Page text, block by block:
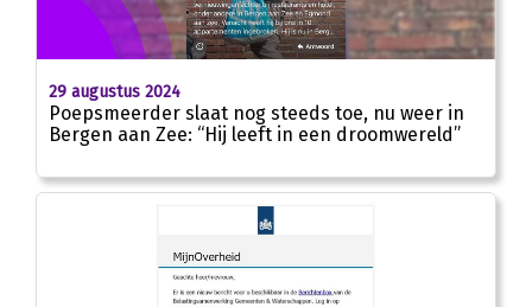
29 augustus 2024
Poepsmeerder slaat nog steeds toe, nu weer in
Bergen aan Zee: “Hij leeft in een droomwereld”